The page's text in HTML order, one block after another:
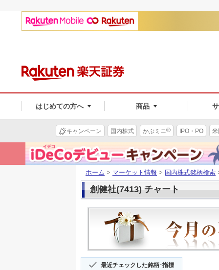
はじめての方へ 商品
キャンペーン 国内株式 かぶミニ® IPO・PO
ホーム > マーケット情報 > 国内株式銘柄検索
創健社(7413) チャート
最近チェックした銘柄･指標